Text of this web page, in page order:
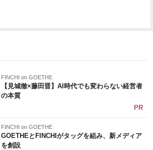
FINCHI on GOETHE
【見城徹×藤田晋】AI時代でも変わらない経営者
の本質
PR
FINCHI on GOETHE
GOETHEとFINCHIがタッグを組み、新メディア
を創設